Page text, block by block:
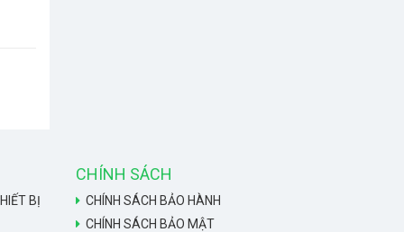
BỊ
CHÍNH SÁCH
CHÍNH SÁCH BẢO HÀNH
CHÍNH SÁCH BẢO MẬT